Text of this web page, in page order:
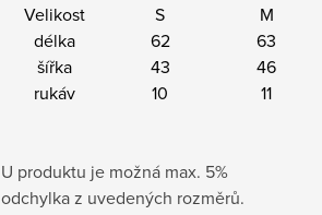
Velikost S M
délka
62 63
šířka
43 46
rukáv
10 11
U produktu je možná max. 5%
odchylka z uvedených rozměrů.